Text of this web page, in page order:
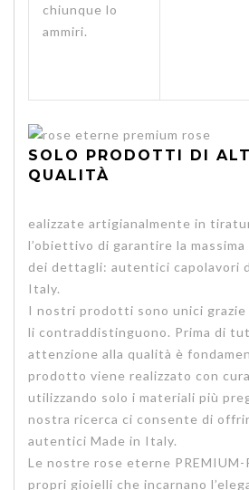
chiunque lo
ammiri.
SOLO PRODOTTI DI
QUALITÀ
ealizzate artigianalmente in
l’obiettivo di garantire la massima
dei dettagli: autentici capolavori
Italy.
I nostri prodotti sono unici
li contraddistinguono. Prima di
attenzione alla qualità è
prodotto viene realizzato con
utilizzando solo i materiali più
nostra ricerca ci consente di
autentici Made in Italy.
Le nostre rose eterne PREMIUM-
propri gioielli che incarnano